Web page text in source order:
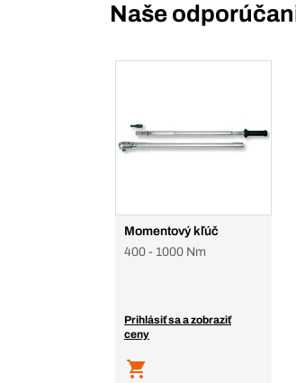
Naše
Momentový kľúč
400 - 1000 Nm
Prihlásiť sa a zobraziť
ceny